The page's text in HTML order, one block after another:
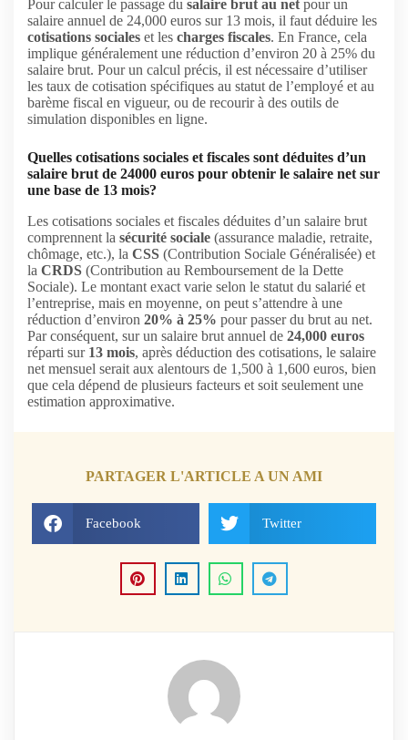
Pour calculer le passage du salaire brut au net pour un
salaire annuel de 24,000 euros sur 13 mois, il faut déduire les
cotisations sociales et les charges fiscales. En France, cela
implique généralement une réduction d’environ 20 à 25% du
salaire brut. Pour un calcul précis, il est nécessaire d’utiliser
les taux de cotisation spécifiques au statut de l’employé et au
barème fiscal en vigueur, ou de recourir à des outils de
simulation disponibles en ligne.
Quelles cotisations sociales et fiscales sont déduites d’un
salaire brut de 24000 euros pour obtenir le salaire net sur
une base de 13 mois?
Les cotisations sociales et fiscales déduites d’un salaire brut
comprennent la sécurité sociale (assurance maladie, retraite,
chômage, etc.), la CSS (Contribution Sociale Généralisée) et
la CRDS (Contribution au Remboursement de la Dette
Sociale). Le montant exact varie selon le statut du salarié et
l’entreprise, mais en moyenne, on peut s’attendre à une
réduction d’environ 20% à 25% pour passer du brut au net.
Par conséquent, sur un salaire brut annuel de 24,000 euros
réparti sur 13 mois, après déduction des cotisations, le salaire
net mensuel serait aux alentours de 1,500 à 1,600 euros, bien
que cela dépend de plusieurs facteurs et soit seulement une
estimation approximative.
PARTAGER L'ARTICLE A UN AMI
Facebook Twitter